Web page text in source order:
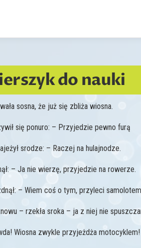
do nauki
sosna, że już się zbliża wiosna.
się ponuro: – Przyjedzie pewno furą
srodze: – Raczej na hulajnodze.
– Ja nie wierzę, przyjedzie na rowerze.
– Wiem coś o tym, przyleci
– rzekła sroka – ja z niej nie
Wiosna zwykle przyjeżdża motocyklem!